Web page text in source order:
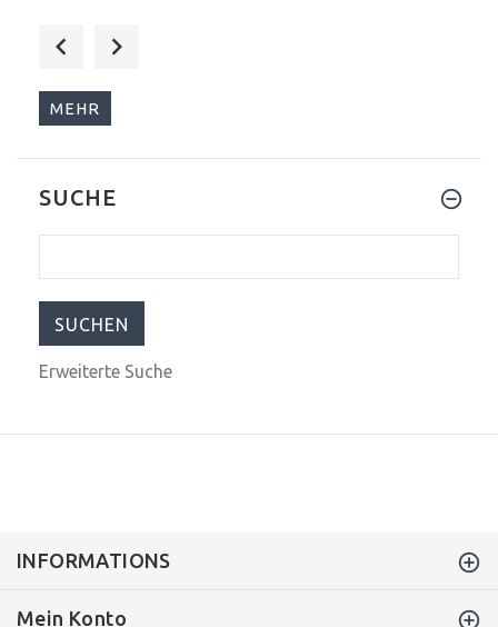
MEHR
SUCHE
Erweiterte Suche
INFORMATIONS
Mein Konto